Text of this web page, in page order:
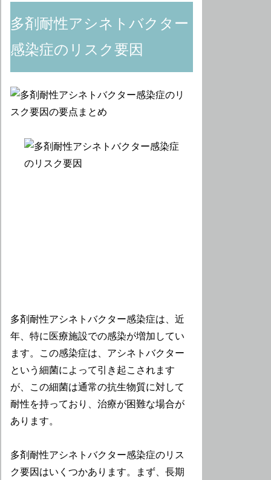
多剤耐性アシネトバクター
感染症のリスク要因
多剤耐性アシネトバクター感染症は、近
年、特に医療施設での感染が増加してい
ます。この感染症は、アシネトバクター
という細菌によって引き起こされます
が、この細菌は通常の抗生物質に対して
耐性を持っており、治療が困難な場合が
あります。
多剤耐性アシネトバクター感染症のリス
ク要因はいくつかあります。まず、長期